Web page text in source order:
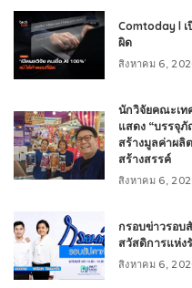
Comtoday l เ
ผิด
สิงหาคม 6,
นักวิจัยคณะเท
แสดง “บรรจุ
สร้างมูลค่าผลิ
สร้างสรรค์
สิงหาคม 6,
กรอบข่าวรอบ
สวัสดิการแห่ง
สิงหาคม 6,